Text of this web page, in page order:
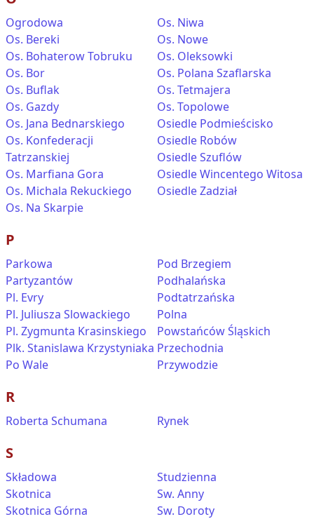
Ogrodowa
Os. Bereki
Os. Bohaterow Tobruku
Os. Bor
Os. Buflak
Os. Gazdy
Os. Jana Bednarskiego
Os. Konfederacji
Tatrzanskiej
Os. Marfiana Gora
Os. Michala Rekuckiego
Os. Na Skarpie
Os. Niwa
Os. Nowe
Os. Oleksowki
Os. Polana Szaflarska
Os. Tetmajera
Os. Topolowe
Osiedle Podmieścisko
Osiedle Robów
Osiedle Szuflów
Osiedle Wincentego Witosa
Osiedle Zadział
P
Parkowa
Partyzantów
Pl. Evry
Pl. Juliusza Slowackiego
Pl. Zygmunta Krasinskiego
Plk. Stanislawa Krzystyniaka
Po Wale
Pod Brzegiem
Podhalańska
Podtatrzańska
Polna
Powstańców Śląskich
Przechodnia
Przywodzie
R
Roberta Schumana Rynek
S
Składowa
Skotnica
Skotnica Górna
Studzienna
Sw. Anny
Sw. Doroty